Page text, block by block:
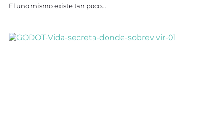
El uno mismo existe tan poco…